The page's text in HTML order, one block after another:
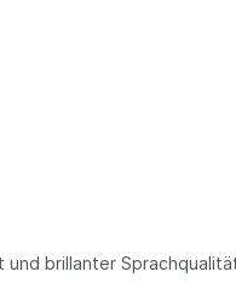
und brillanter